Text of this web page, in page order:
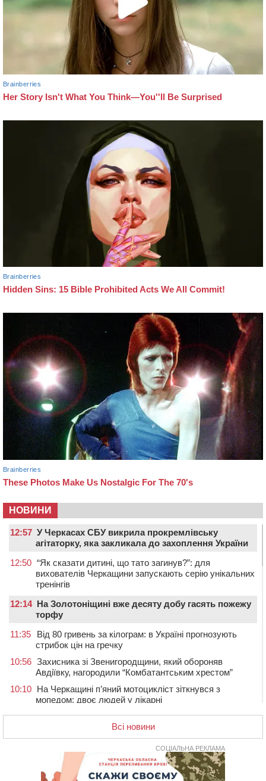
НОВИНИ
12:57 У Черкасах СБУ викрила прокремлівську
агітаторку, яка закликала до захоплення України
12:50 “Як сказати дитині, що тато загинув?”: для
вихователів Черкащини запускають серію унікальних
тренінгів
12:14 На Золотоніщині вже десяту добу гасять пожежу
торфу
11:35
Від 80 гривень за кілограм: в Україні прогнозують
стрибок цін на гречку
10:56 Захисника зі Звенигородщини, який обороняв
Авдіївку, нагородили “Комбатантським хрестом”
10:10 На Черкащині п’яний мотоцикліст зіткнувся з
мопедом: двоє людей у лікарні
09:42 Ветерани МСК “Дніпро” вибороли бронзу чемпіонату
На Уманщині підрядника зобов’язали сплатити понад
670 тис грн штрафу за незаконні зміни до договору
Обрано претендента на посаду директора
Всі новини
СОЦІАЛЬНА РЕКЛАМА